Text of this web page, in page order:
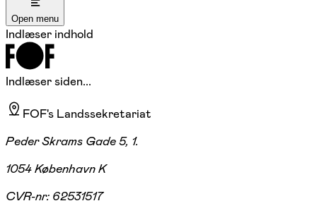
Open menu
Indlæser indhold
Indlæser siden...
FOF's Landssekretariat
Peder Skrams Gade 5, 1.
1054 København K
CVR-nr: 62531517